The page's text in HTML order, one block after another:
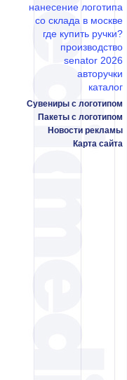
нанесение логотипа
со склада в москве
где купить ручки?
производство
senator 2026
авторучки
каталог
Сувениры с логотипом
Пакеты с логотипом
Новости рекламы
Карта сайта